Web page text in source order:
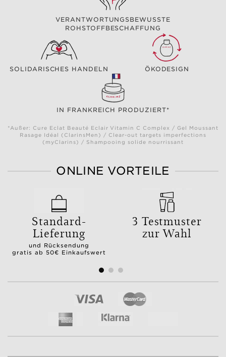
VERANTWORTUNGSBEWUSSTE
ROHSTOFFBESCHAFFUNG
SOLIDARISCHES HANDELN ÖKODESIGN
IN FRANKREICH PRODUZIERT*
*Außer: Cure Eclat Beauté Eclair Vitamin C Complex / Gel Moussant
Rasage Idéal (ClarinsMen) / Clear-out targets imperfections
(myClarins) / Shampooing solide nourrissant
ONLINE VORTEILE
Standard-
Lieferung
und Rücksendung
gratis ab 50€ Einkaufswert
3 Testmuster
zur Wahl